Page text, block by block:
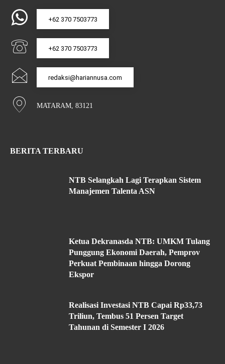
+62 370 7503773
+62 370 7503773
redaksi@hariannusa.com
MATARAM, 83121
BERITA TERBARU
NTB Selangkah Lagi Terapkan Sistem
Manajemen Talenta ASN
Ketua Dekranasda NTB: UMKM Tulang
Punggung Ekonomi Daerah, Pemprov
Perkuat Pembinaan hingga Dorong
Ekspor
Realisasi Investasi NTB Capai Rp33,73
Triliun, Tembus 51 Persen Target
Tahunan di Semester I 2026